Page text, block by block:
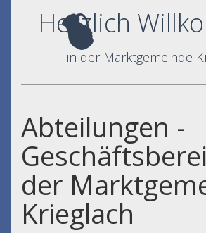
Herzlich
in der Marktgemeinde
Abteilungen -
der
Krieglach